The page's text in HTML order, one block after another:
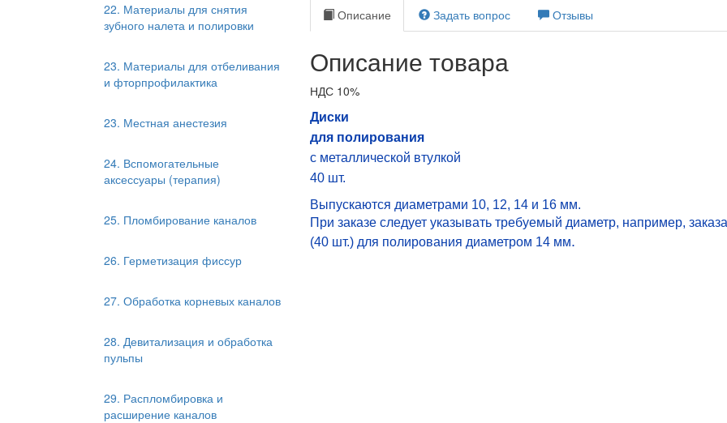
22. Материалы для снятия
зубного налета и полировки
23. Материалы для отбеливания
и фторпрофилактика
23. Местная анестезия
24. Вспомогательные
аксессуары (терапия)
25. Пломбирование каналов
26. Герметизация фиссур
27. Обработка корневых каналов
28. Девитализация и обработка
пульпы
29. Распломбировка и
расширение каналов
Описание Задать вопрос Отзывы
Описание товара
НДС 10%
Диски
для полирования
с металлической втулкой
40 шт.
Выпускаются диаметрами 10, 12, 14 и 16 мм.
При заказе следует указывать требуемый диаметр, например,
(40 шт.) для полирования диаметром 14 мм.